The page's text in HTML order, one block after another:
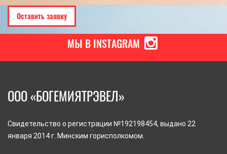
МЫ В INSTAGRAM
ООО «БОГЕМИЯТРЭВЕЛ»
Свидетельство о регистрации №192198454, выдано 22
января 2014 г. Минским горисполкомом.